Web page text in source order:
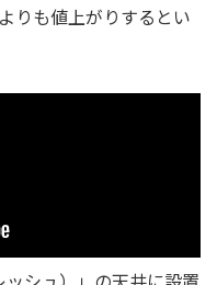
りも値上がりするとい